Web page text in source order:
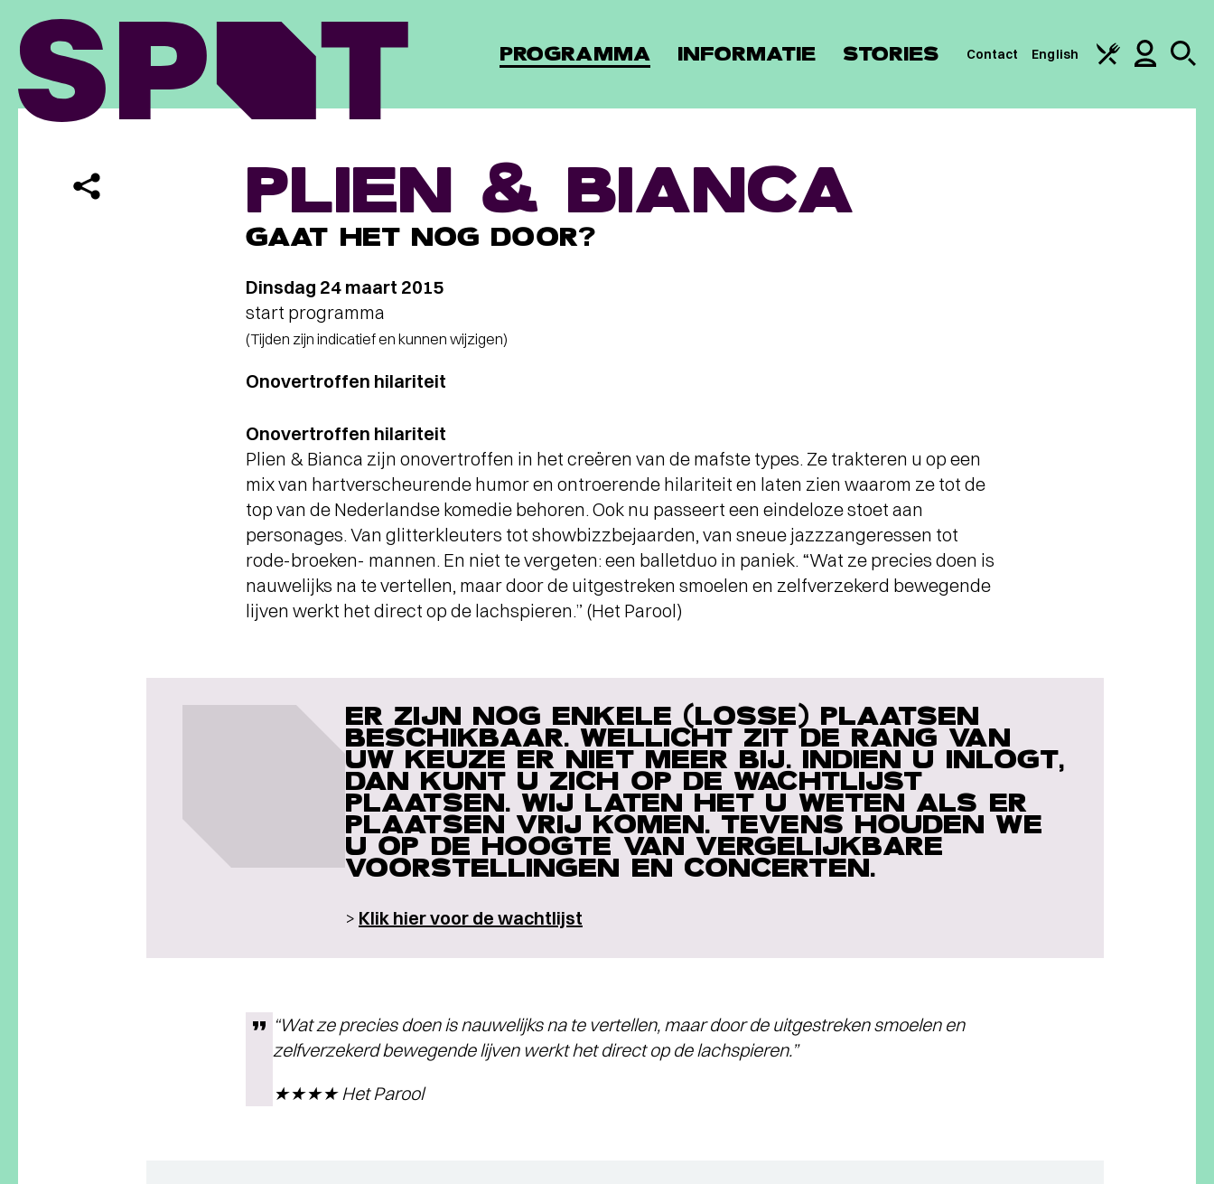
PROGRAMMA INFORMATIE STORIES Contact English
PLIEN & BIANCA
GAAT HET NOG DOOR?
Dinsdag 24 maart 2015
start programma
(Tijden zijn indicatief en kunnen wijzigen)
Onovertroffen hilariteit
Onovertroffen hilariteit
Plien & Bianca zijn onovertroffen in het creëren van de mafste types. Ze trakteren u op een
mix van hartverscheurende humor en ontroerende hilariteit en laten zien waarom ze tot de
top van de Nederlandse komedie behoren. Ook nu passeert een eindeloze stoet aan
personages. Van glitterkleuters tot showbizzbejaarden, van sneue jazzzangeressen tot
rode-broeken- mannen. En niet te vergeten: een balletduo in paniek. “Wat ze precies doen is
nauwelijks na te vertellen, maar door de uitgestreken smoelen en zelfverzekerd bewegende
lijven werkt het direct op de lachspieren.” (Het Parool)
ER ZIJN NOG ENKELE (LOSSE) PLAATSEN
BESCHIKBAAR. WELLICHT ZIT DE RANG VAN
UW KEUZE ER NIET MEER BIJ. INDIEN U INLOGT,
DAN KUNT U ZICH OP DE WACHTLIJST
PLAATSEN. WIJ LATEN HET U WETEN ALS ER
PLAATSEN VRIJ KOMEN. TEVENS HOUDEN WE
U OP DE HOOGTE VAN VERGELIJKBARE
VOORSTELLINGEN EN CONCERTEN.
> Klik hier voor de wachtlijst
“Wat ze precies doen is nauwelijks na te vertellen, maar door de uitgestreken smoelen en
zelfverzekerd bewegende lijven werkt het direct op de lachspieren.”
★★★★ Het Parool